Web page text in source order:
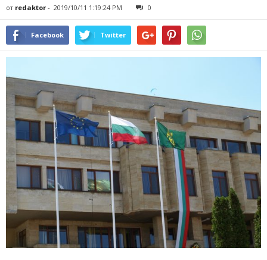
от redaktor - 2019/10/11 1:19:24 PM 0
Facebook Twitter